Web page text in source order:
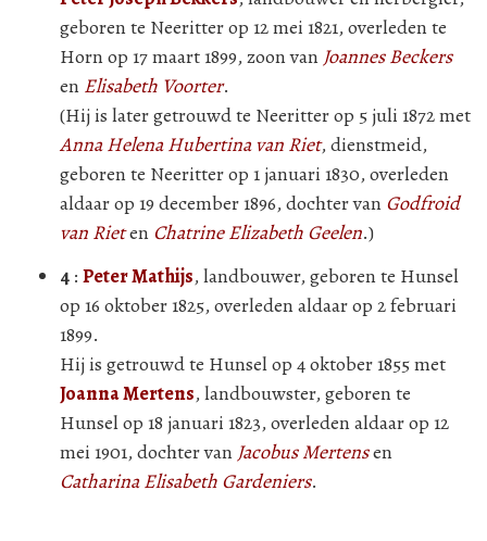
geboren te Neeritter op 12 mei 1821, overleden te
Horn op 17 maart 1899, zoon van Joannes Beckers
en Elisabeth Voorter.
(Hij is later getrouwd te Neeritter op 5 juli 1872 met
Anna Helena Hubertina van Riet, dienstmeid,
geboren te Neeritter op 1 januari 1830, overleden
aldaar op 19 december 1896, dochter van Godfroid
van Rieten Chatrine Elizabeth Geelen.)
4 : Peter Mathijs, landbouwer, geboren te Hunsel
op 16 oktober 1825, overleden aldaar op 2 februari
1899.
Hij is getrouwd te Hunsel op 4 oktober 1855 met
Joanna Mertens, landbouwster, geboren te
Hunsel op 18 januari 1823, overleden aldaar op 12
mei 1901, dochter van Jacobus Mertensen
Catharina Elisabeth Gardeniers.